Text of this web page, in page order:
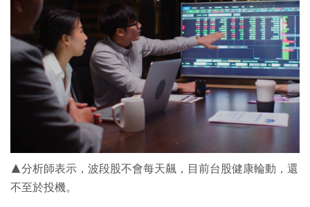
▲分析師表示，波段股不會每天飆，目前台股健康輪動，還
不至於投機。